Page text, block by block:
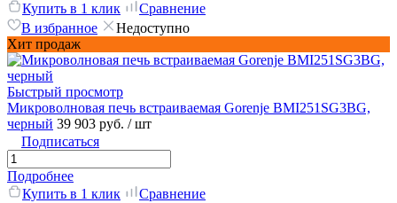
Купить в 1 клик
Сравнение
В избранное
Недоступно
Хит продаж
Быстрый просмотр
Микроволновая печь встраиваемая Gorenje BMI251SG3BG,
черный 39 903 руб. / шт
Подписаться
Подробнее
Купить в 1 клик
Сравнение